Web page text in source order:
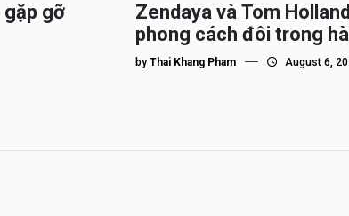
gặp gỡ
Zendaya và Tom
phong cách đôi trong
bá Spider-Man
byThai Khang Pham August 6,